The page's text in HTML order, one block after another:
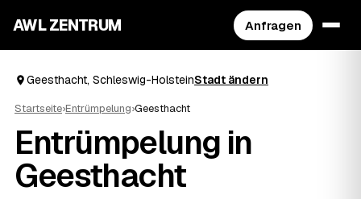
AWL ZENTRUM Anfragen
Geesthacht, Schleswig-HolsteinStadt ändern
Startseite›Entrümpelung›Geesthacht
Entrümpelung in
Geesthacht